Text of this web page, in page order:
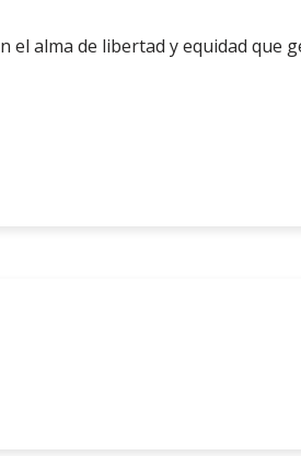
el alma de libertad y equidad que